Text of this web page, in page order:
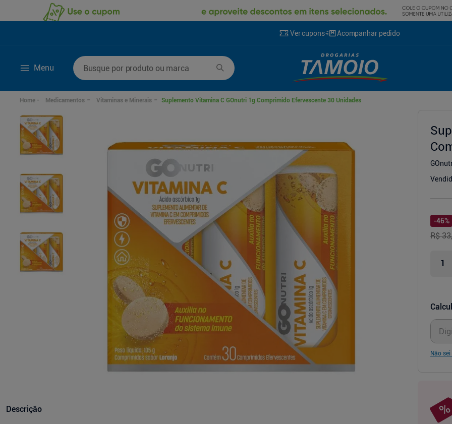
Ver cupons Acompanhar pedido
Menu
Busque por produto ou marca
Medicamentos Vitaminas e Minerais Suplemento Vitamina C GOnutri 1g Comprimido Efervescente 30 Unidades
Descrição
-46%
R$
Não sei
Termos mais buscados
sabonete líquido
fralda g
8º
mounjaro
9º
shampoo
10º sabonete